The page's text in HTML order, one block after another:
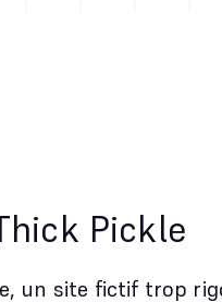
Pickle
un site fictif trop